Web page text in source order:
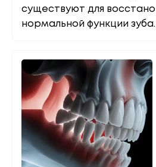
существуют для
нормальной функции зуба.